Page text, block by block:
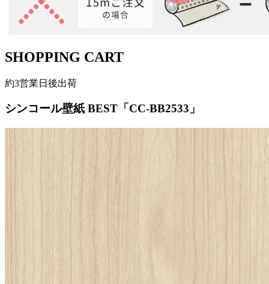
SHOPPING CART
約3営業日後出荷
シンコール壁紙 BEST「CC-BB2533」